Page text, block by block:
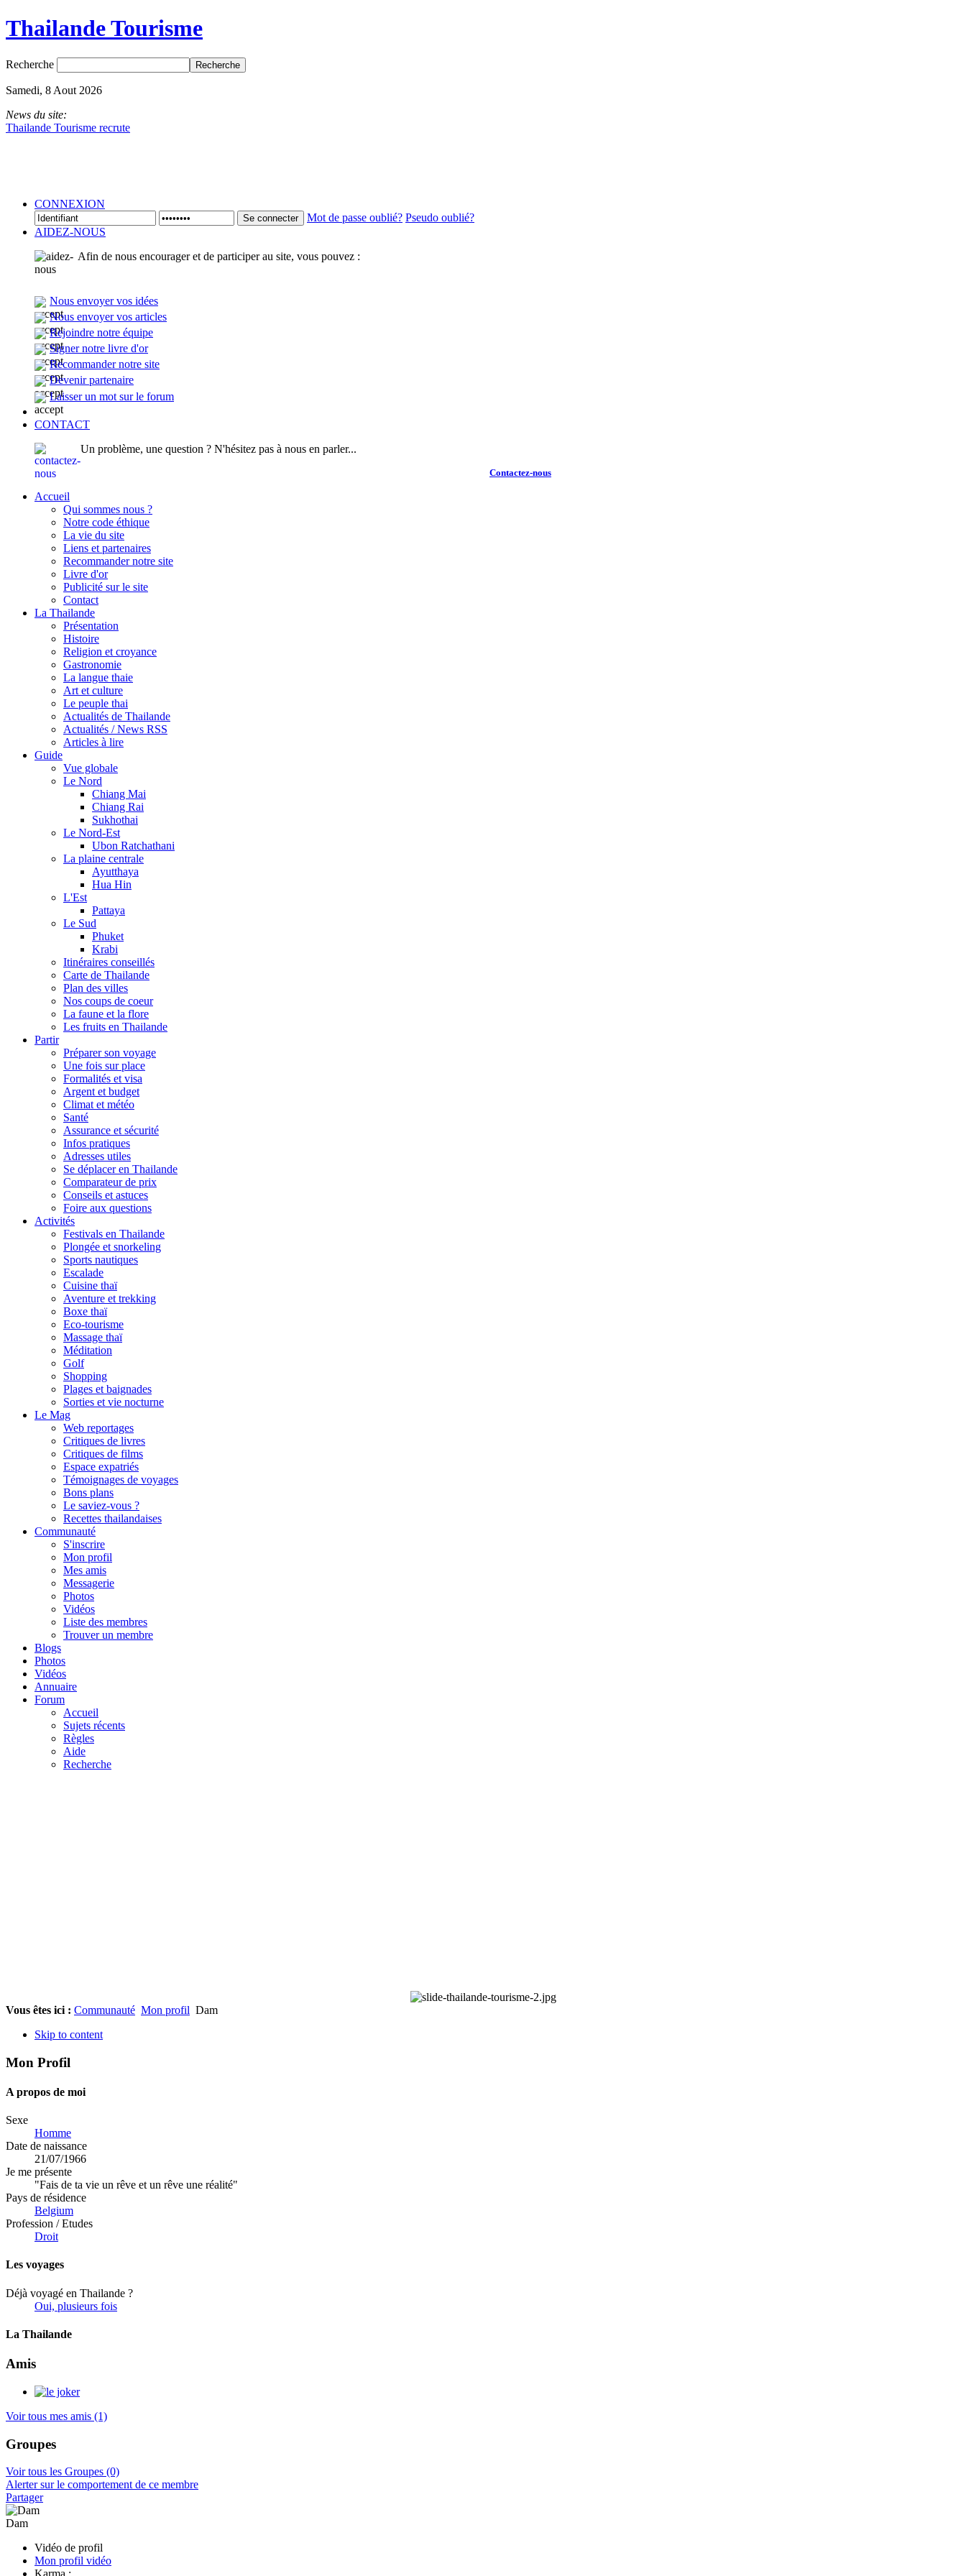
Thailande Tourisme
Recherche
Samedi, 8 Aout 2026
News du site:
Thailande Tourisme recrute
CONNEXION
Se connecter Mot de passe oublié? Pseudo oublié?
AIDEZ-NOUS
Afin de nous encourager et de participer au site, vous pouvez :
Nous envoyer vos idées
Nous envoyer vos articles
Rejoindre notre équipe
Signer notre livre d'or
Recommander notre site
Devenir partenaire
Laisser un mot sur le forum
CONTACT
Un problème, une question ? N'hésitez pas à nous en parler...
Contactez-nous
Accueil
Qui sommes nous ?
Notre code éthique
La vie du site
Liens et partenaires
Recommander notre site
Livre d'or
Publicité sur le site
Contact
La Thailande
Présentation
Histoire
Religion et croyance
Gastronomie
La langue thaie
Art et culture
Le peuple thai
Actualités de Thailande
Actualités / News RSS
Articles à lire
Guide
Vue globale
Le Nord
Chiang Mai
Chiang Rai
Sukhothai
Le Nord-Est
Ubon Ratchathani
La plaine centrale
Ayutthaya
Hua Hin
L'Est
Pattaya
Le Sud
Phuket
Krabi
Itinéraires conseillés
Carte de Thailande
Plan des villes
Nos coups de coeur
La faune et la flore
Les fruits en Thailande
Partir
Préparer son voyage
Une fois sur place
Formalités et visa
Argent et budget
Climat et météo
Santé
Assurance et sécurité
Infos pratiques
Adresses utiles
Se déplacer en Thailande
Comparateur de prix
Conseils et astuces
Foire aux questions
Activités
Festivals en Thailande
Plongée et snorkeling
Sports nautiques
Escalade
Cuisine thaï
Aventure et trekking
Boxe thaï
Eco-tourisme
Massage thaï
Méditation
Golf
Shopping
Plages et baignades
Sorties et vie nocturne
Le Mag
Web reportages
Critiques de livres
Critiques de films
Espace expatriés
Témoignages de voyages
Bons plans
Le saviez-vous ?
Recettes thailandaises
Communauté
S'inscrire
Mon profil
Mes amis
Messagerie
Photos
Vidéos
Liste des membres
Trouver un membre
Blogs
Photos
Vidéos
Annuaire
Forum
Accueil
Sujets récents
Règles
Aide
Recherche
Vous êtes ici : Communauté Mon profil Dam
Skip to content
Mon Profil
A propos de moi
Sexe
Homme
Date de naissance
21/07/1966
Je me présente
"Fais de ta vie un rêve et un rêve une réalité"
Pays de résidence
Belgium
Profession / Etudes
Droit
Les voyages
Déjà voyagé en Thailande ?
Oui, plusieurs fois
La Thailande
Amis
Voir tous mes amis (1)
Groupes
Voir tous les Groupes (0)
Alerter sur le comportement de ce membre
Partager
Dam
Vidéo de profil
Mon profil vidéo